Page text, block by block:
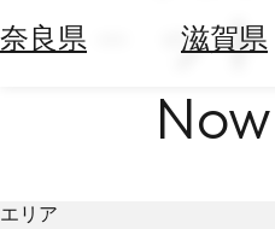
奈良県 滋賀県
ッ
Now
エリア